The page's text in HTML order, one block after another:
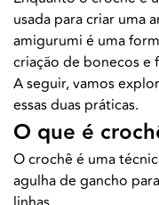
usada para criar uma
amigurumi é uma
criação de bonecos e
A seguir, vamos
essas duas práticas.
O que é
O crochê é uma
agulha de gancho